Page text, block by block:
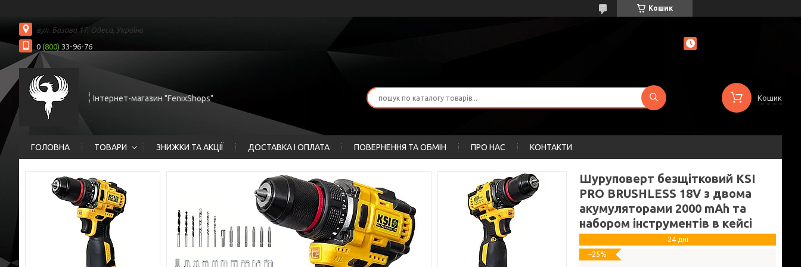
Кошик
вул. Базова 17, Одеса, Україна
0 (800) 33-96-76
Інтернет-магазин "FenixShops" Кошик
ГОЛОВНА ТОВАРИ ЗНИЖКИ ТА АКЦІЇ ДОСТАВКА І ОПЛАТА ПОВЕРНЕННЯ ТА ОБМІН ПРО НАС КОНТАКТИ
Шуруповерт безщітковий KSI
PRO BRUSHLESS 18V з двома
акумуляторами 2000 mAh та
набором інструментів в кейсі
24 дні
–25%